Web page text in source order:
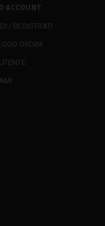
ACCOUNT
/ REGISTRATI
ORDINI